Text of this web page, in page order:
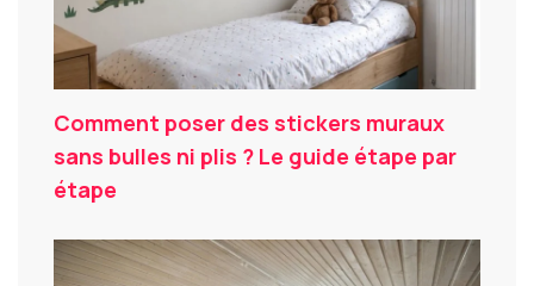
Comment poser des stickers muraux
sans bulles ni plis ? Le guide étape par
étape